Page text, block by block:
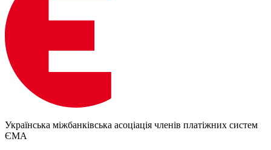
Українська міжбанківська асоціація членів платіжних систем
ЄМА